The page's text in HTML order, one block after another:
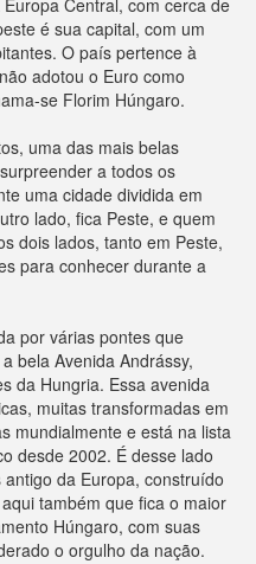
Central, com cerca de
é sua capital, com um
O país pertence à
adotou o Euro como
se Florim Húngaro.
uma das mais belas
a todos os
uma cidade dividida em
lado, fica Peste, e quem
dois lados, tanto em Peste,
para conhecer durante a
por várias pontes que
bela Avenida Andrássy,
da Hungria. Essa avenida
muitas transformadas em
mundialmente e está na lista
desde 2002. É desse lado
da Europa, construído
também que fica o maior
Húngaro, com suas
o orgulho da nação.